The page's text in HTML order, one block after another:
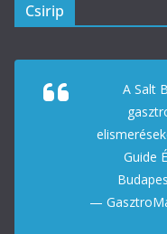
Csirip
A Salt
Guide
—